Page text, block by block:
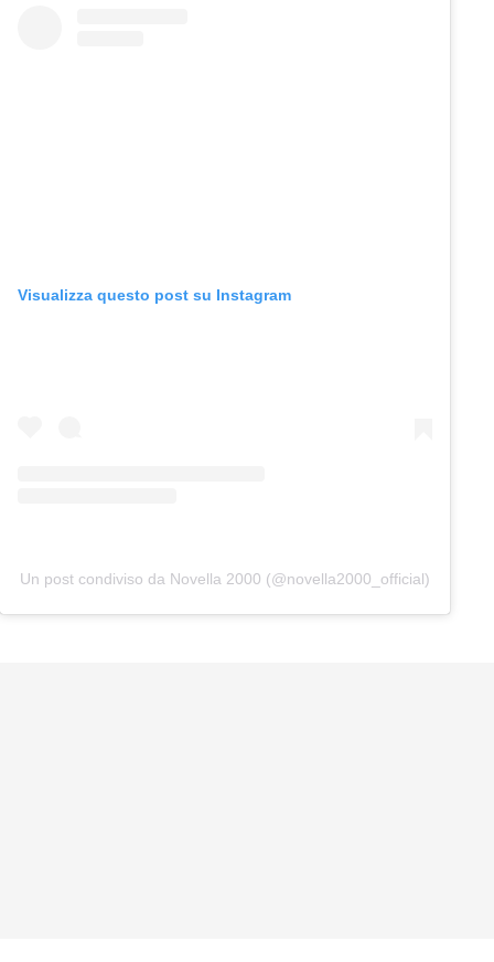
Visualizza questo post su Instagram
Un post condiviso da Novella 2000 (@novella2000_official)